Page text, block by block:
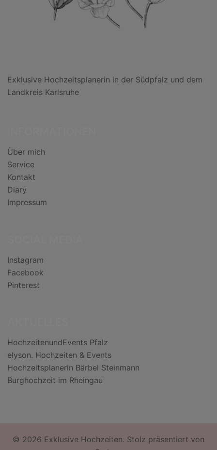
Exklusive Hochzeitsplanerin in der Südpfalz und dem
Landkreis Karlsruhe
Über mich
Service
Kontakt
Diary
Impressum
Instagram
Facebook
Pinterest
HochzeitenundEvents Pfalz
elyson. Hochzeiten & Events
Hochzeitsplanerin Bärbel Steinmann
Burghochzeit im Rheingau
© 2026 Exklusive Hochzeiten. Stolz präsentiert von